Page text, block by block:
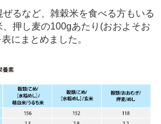
るなど、雑穀米を食べる方もいる
押し麦の100gあたり(おおよそお
にまとめました。